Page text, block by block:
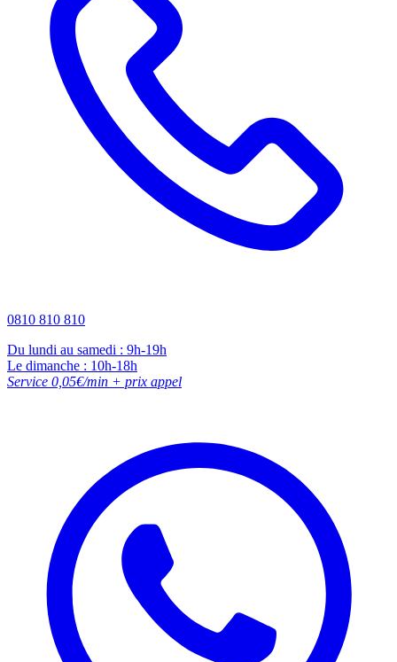
0810 810 810
Du lundi au samedi : 9h-19h
Le dimanche : 10h-18h
Service 0,05€/min + prix appel